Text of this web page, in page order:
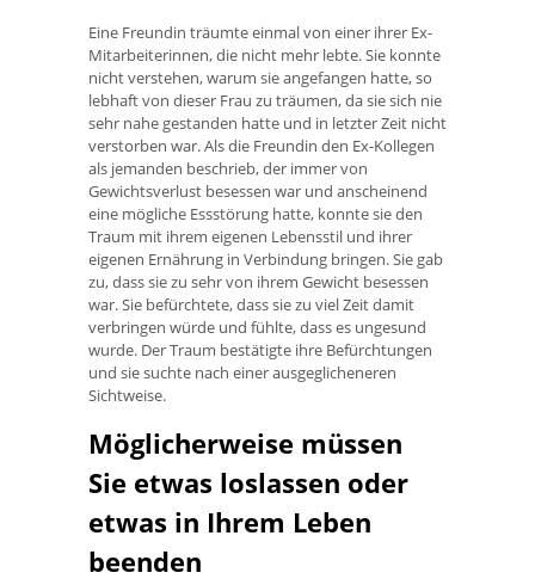
Eine Freundin träumte einmal von einer ihrer Ex-
Mitarbeiterinnen, die nicht mehr lebte. Sie konnte
nicht verstehen, warum sie angefangen hatte, so
lebhaft von dieser Frau zu träumen, da sie sich nie
sehr nahe gestanden hatte und in letzter Zeit nicht
verstorben war. Als die Freundin den Ex-Kollegen
als jemanden beschrieb, der immer von
Gewichtsverlust besessen war und anscheinend
eine mögliche Essstörung hatte, konnte sie den
Traum mit ihrem eigenen Lebensstil und ihrer
eigenen Ernährung in Verbindung bringen. Sie gab
zu, dass sie zu sehr von ihrem Gewicht besessen
war. Sie befürchtete, dass sie zu viel Zeit damit
verbringen würde und fühlte, dass es ungesund
wurde. Der Traum bestätigte ihre Befürchtungen
und sie suchte nach einer ausgeglicheneren
Sichtweise.
Möglicherweise müssen
Sie etwas loslassen oder
etwas in Ihrem Leben
beenden